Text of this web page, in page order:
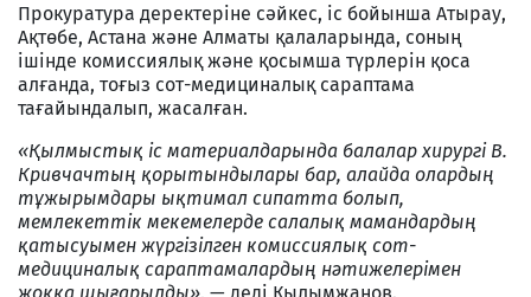
Прокуратура деректеріне сәйкес, іс бойынша Атырау,
Ақтөбе, Астана және Алматы қалаларында, соның
ішінде комиссиялық және қосымша түрлерін қоса
алғанда, тоғыз сот-медициналық сараптама
тағайындалып, жасалған.
«Қылмыстық іс материалдарында балалар хирургі В.
Кривчачтың қорытындылары бар, алайда олардың
тұжырымдары ықтимал сипатта болып,
мемлекеттік мекемелерде салалық мамандардың
қатысуымен жүргізілген комиссиялық сот-
медициналық сараптамалардың нәтижелерімен
жоққа шығарылды», — деді Қылымжанов.